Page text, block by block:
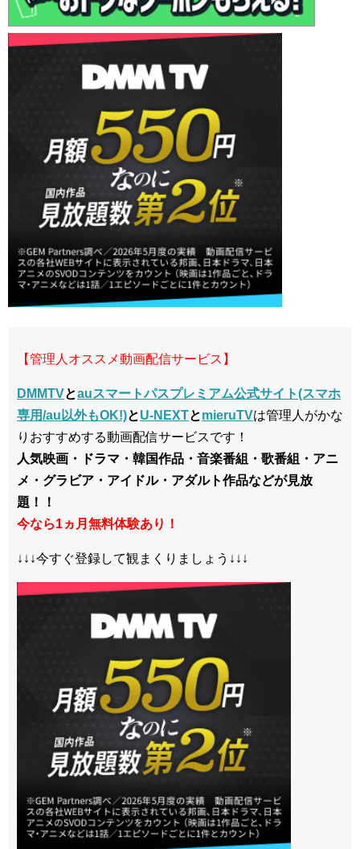
【管理人オススメ動画配信サービス】
DMMTVとauスマートパスプレミアム公式サイト(スマホ
専用/au以外もOK!)とU-NEXTとmieruTVは管理人がかな
りおすすめする動画配信サービスです！
人気映画・ドラマ・韓国作品・音楽番組・歌番組・アニ
メ・グラビア・アイドル・アダルト作品などが見放
題！！
今なら1ヵ月無料体験あり！
↓↓↓今すぐ登録して観まくりましょう↓↓↓